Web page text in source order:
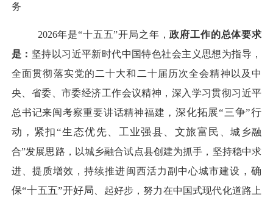
务
2026年是“十五五”开局之年，政府工作的总体要求
是： 坚持以习近平新时代中国特色社会主义思想为指导，
全面贯彻落实党的二十大和二十届 历次全会精神 以及中
央、省委、市委经济工作会议精神 ，深入学习贯彻习近平
总书记来闽考察重要讲话精神福建 ，深化拓展“三争”行
动， 紧扣“生态优先、工业强县、文旅富民 、城乡融
合”发展思路， 以城乡融合试点县创建为抓手， 坚持稳中求
进、提质增效，持续推进闽西活力副中心城市建设 ，确
保“十五五”开好局 、起好步， 努力在中国式现代化道路上